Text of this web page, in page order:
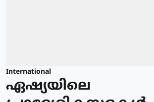
International
ഏഷ്യയിലെ